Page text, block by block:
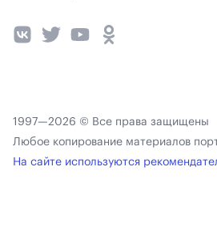
1997—2026 © Все права защищены
Любое копирование материалов
На сайте используются